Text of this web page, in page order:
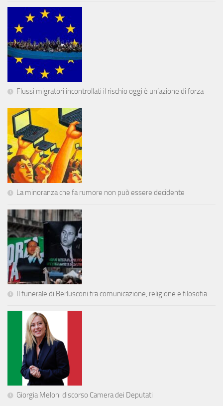
Flussi migratori incontrollati il rischio oggi è un’azione di forza
La minoranza che fa rumore non può essere decidente
Il funerale di Berlusconi tra comunicazione, religione e filosofia
Giorgia Meloni discorso Camera dei Deputati